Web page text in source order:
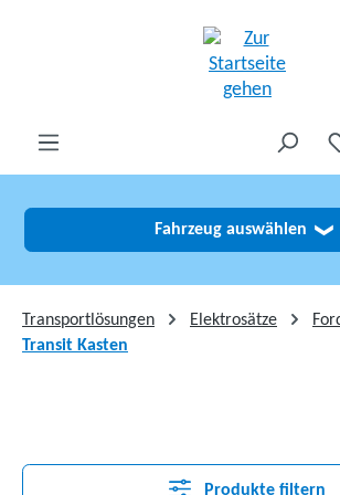
Fahrzeug auswählen ❯
Transportlösungen Elektrosätze
Transit Kasten
Produkte filtern